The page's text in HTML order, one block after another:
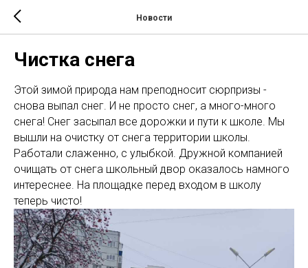
Новости
Чистка снега
Этой зимой природа нам преподносит сюрпризы -
снова выпал снег. И не просто снег, а много-много
снега! Снег засыпал все дорожки и пути к школе. Мы
вышли на очистку от снега территории школы.
Работали слаженно, с улыбкой. Дружной компанией
очищать от снега школьный двор оказалось намного
интереснее. На площадке перед входом в школу
теперь чисто!